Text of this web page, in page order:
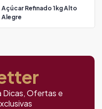
Açúcar Refinado 1kg Alto
Alegre
Ofertas e